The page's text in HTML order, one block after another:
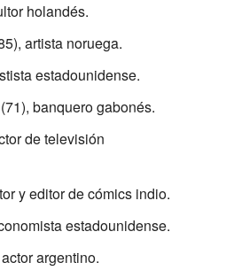
holandés.
artista noruega.
estadounidense.
banquero gabonés.
de televisión
y editor de cómics indio.
estadounidense.
argentino.